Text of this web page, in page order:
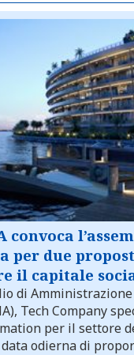
convoca
per due
il capitale
di Amministrazione
Tech Company
per il settore
odierna di